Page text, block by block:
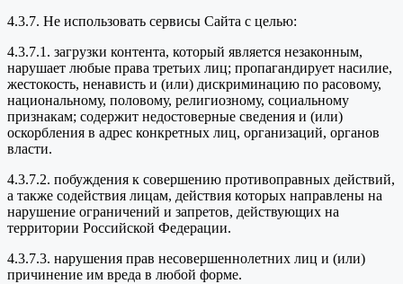
4.3.7. Не использовать сервисы Сайта с целью:
4.3.7.1. загрузки контента, который является незаконным,
нарушает любые права третьих лиц; пропагандирует насилие,
жестокость, ненависть и (или) дискриминацию по расовому,
национальному, половому, религиозному, социальному
признакам; содержит недостоверные сведения и (или)
оскорбления в адрес конкретных лиц, организаций, органов
власти.
4.3.7.2. побуждения к совершению противоправных действий,
а также содействия лицам, действия которых направлены на
нарушение ограничений и запретов, действующих на
территории Российской Федерации.
4.3.7.3. нарушения прав несовершеннолетних лиц и (или)
причинение им вреда в любой форме.